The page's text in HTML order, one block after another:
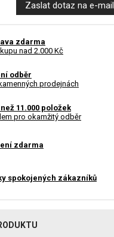
Zaslat dotaz na e-mail
zdarma
nad 2.000 Kč
odběr
prodejnách
11.000 položek
pro okamžitý odběr
zdarma
spokojených zákazníků